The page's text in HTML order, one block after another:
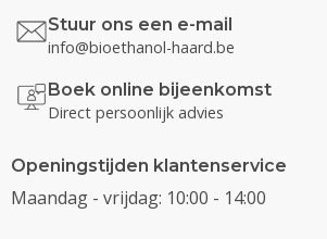
Stuur ons een e-mail
info@bioethanol-haard.be
Boek online bijeenkomst
Direct persoonlijk advies
Openingstijden klantenservice
Maandag - vrijdag: 10:00 - 14:00